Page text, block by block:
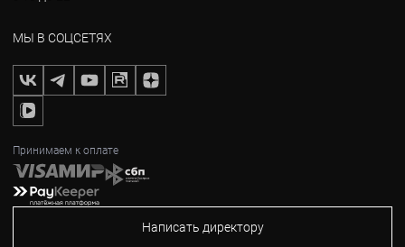
МЫ В СОЦСЕТЯХ
Принимаем к оплате
Написать директору